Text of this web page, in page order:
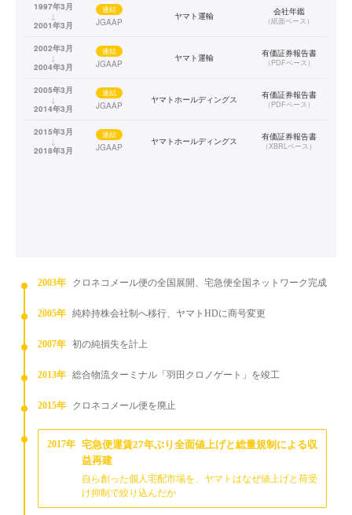
1997年3月
↓
2001年3月
連結
JGAAP
ヤマト運輸 会社年鑑
（紙面ベース）
2002年3月
↓
2004年3月
連結
JGAAP
ヤマト運輸 有価証券報告書
（PDFベース）
2005年3月
↓
2014年3月
連結
JGAAP
ヤマトホールディングス 有価証券報告書
（PDFベース）
2015年3月
↓
2018年3月
連結
JGAAP
ヤマトホールディングス 有価証券報告書
（XBRLベース）
2003年 クロネコメール便の全国展開、宅急便全国ネットワーク完成
2005年 純粋持株会社制へ移行、ヤマトHDに商号変更
2007年 初の純損失を計上
2013年 総合物流ターミナル「羽田クロノゲート」を竣工
2015年 クロネコメール便を廃止
2017年 宅急便運賃27年ぶり全面値上げと総量規制による収
益再建
自ら創った個人宅配市場を、ヤマトはなぜ値上げと荷受
け抑制で絞り込んだか